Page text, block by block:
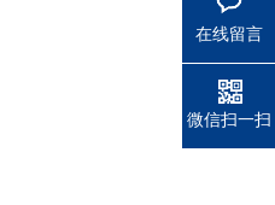
在线留言
微信扫一扫